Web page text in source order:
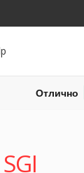
Отлично